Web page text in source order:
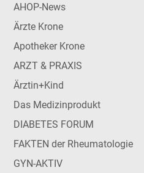
AHOP-News
Ärzte Krone
Apotheker Krone
ARZT & PRAXIS
Ärztin+Kind
Das Medizinprodukt
DIABETES FORUM
FAKTEN der Rheumatologie
GYN-AKTIV